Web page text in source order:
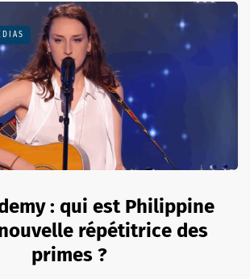
: qui est Philippine
répétitrice des
primes ?